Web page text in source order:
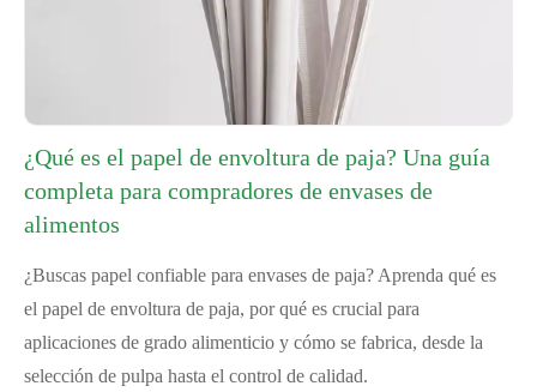
¿Qué es el papel de envoltura de paja? Una guía
completa para compradores de envases de
alimentos
¿Buscas papel confiable para envases de paja? Aprenda qué es
el papel de envoltura de paja, por qué es crucial para
aplicaciones de grado alimenticio y cómo se fabrica, desde la
selección de pulpa hasta el control de calidad.